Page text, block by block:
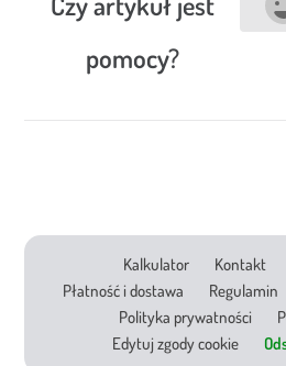
pomocy?
Kalkulator Kontakt
Płatność i dostawa
Regulamin
Polityka prywatności
Edytuj zgody cookie